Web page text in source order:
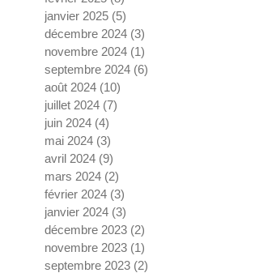
janvier 2025 (5)
décembre 2024 (3)
novembre 2024 (1)
septembre 2024 (6)
août 2024 (10)
juillet 2024 (7)
juin 2024 (4)
mai 2024 (3)
avril 2024 (9)
mars 2024 (2)
février 2024 (3)
janvier 2024 (3)
décembre 2023 (2)
novembre 2023 (1)
septembre 2023 (2)